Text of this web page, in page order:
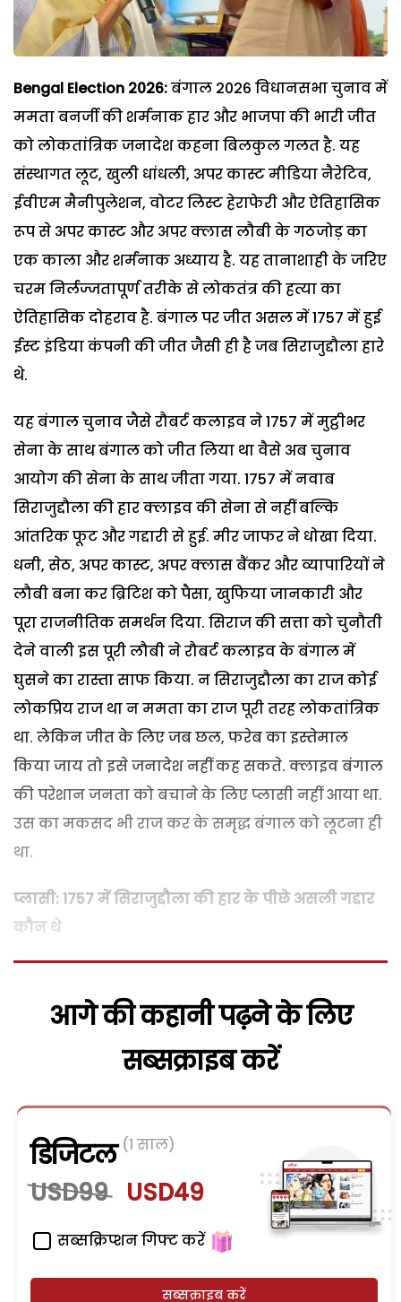
Bengal Election 2026:बंगाल 2026 विधानसभा चुनाव में
ममता बनर्जी की शर्मनाक हार और भाजपा की भारी जीत
को लोकतांत्रिक जनादेश कहना बिलकुल गलत है. यह
संस्थागत लूट, खुली धांधली, अपर कास्ट मीडिया नैरेटिव,
ईवीएम मैनीपुलेशन, वोटर लिस्ट हेराफेरी और ऐतिहासिक
रूप से अपर कास्ट और अपर क्लास लौबी के गठजोड़ का
एक काला और शर्मनाक अध्याय है. यह तानाशाही के जरिए
चरम निर्लज्जतापूर्ण तरीके से लोकतंत्र की हत्या का
ऐतिहासिक दोहराव है. बंगाल पर जीत असल में 1757 में हुई
ईस्ट इंडिया कंपनी की जीत जैसी ही है जब सिराजुद्दौला हारे
थे.
यह बंगाल चुनाव जैसे रौबर्ट कलाइव ने 1757 में मुट्ठीभर
सेना के साथ बंगाल को जीत लिया था वैसे अब चुनाव
आयोग की सेना के साथ जीता गया. 1757 में नवाब
सिराजुद्दौला की हार क्लाइव की सेना से नहीं बल्कि
आंतरिक फूट और गद्दारी से हुई. मीर जाफर ने धोखा दिया.
धनी, सेठ, अपर कास्ट, अपर क्लास बैंकर और व्यापारियों ने
लौबी बना कर ब्रिटिश को पैसा, खुफिया जानकारी और
पूरा राजनीतिक समर्थन दिया. सिराज की सत्ता को चुनौती
देने वाली इस पूरी लौबी ने रौबर्ट कलाइव के बंगाल में
घुसने का रास्ता साफ किया. न सिराजुद्दौला का राज कोई
लोकप्रिय राज था न ममता का राज पूरी तरह लोकतांत्रिक
था. लेकिन जीत के लिए जब छल, फरेब का इस्तेमाल
किया जाय तो इसे जनादेश नहीं कह सकते. क्लाइव बंगाल
की परेशान जनता को बचाने के लिए प्लासी नहीं आया था.
उस का मकसद भी राज कर के समृद्ध बंगाल को लूटना ही
था.
प्लासी: 1757 में सिराजुद्दौला की हार के पीछे असली गद्दार
कौन थे
आगे की कहानी पढ़ने के लिए
सब्सक्राइब करें
डिजिटल (1 साल)
USD99 USD49
सब्सक्रिप्शन गिफ्ट करें
सब्सक्राइब करें